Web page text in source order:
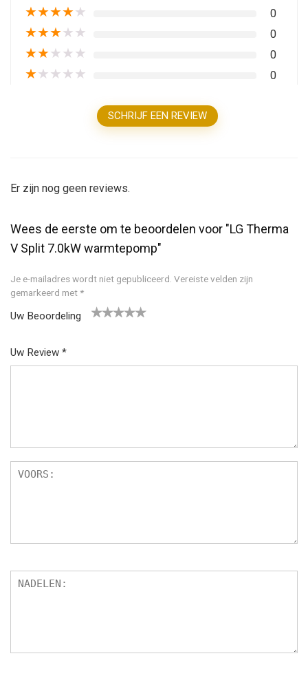
★★★★★ 0
★★★★★ 0
★★★★★ 0
★★★★★ 0
SCHRIJF EEN REVIEW
Er zijn nog geen reviews.
Wees de eerste om te beoordelen voor "LG Therma
V Split 7.0kW warmtepomp"
Je e-mailadres wordt niet gepubliceerd. Vereiste velden zijn
gemarkeerd met *
Uw Beoordeling
Uw Review *